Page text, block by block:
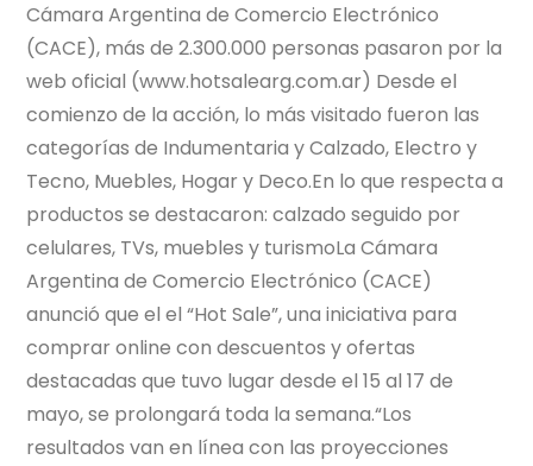
Cámara Argentina de Comercio Electrónico
(CACE), más de 2.300.000 personas pasaron por la
web oficial (www.hotsalearg.com.ar) Desde el
comienzo de la acción, lo más visitado fueron las
categorías de Indumentaria y Calzado, Electro y
Tecno, Muebles, Hogar y Deco.En lo que respecta a
productos se destacaron: calzado seguido por
celulares, TVs, muebles y turismoLa Cámara
Argentina de Comercio Electrónico (CACE)
anunció que el el “Hot Sale”, una iniciativa para
comprar online con descuentos y ofertas
destacadas que tuvo lugar desde el 15 al 17 de
mayo, se prolongará toda la semana.“Los
resultados van en línea con las proyecciones